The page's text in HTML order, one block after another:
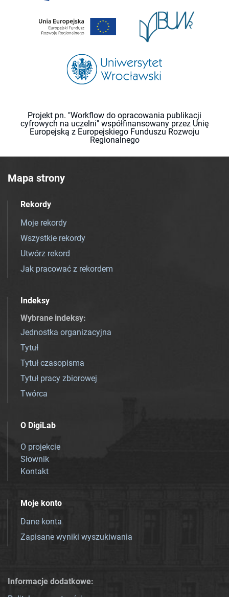
Projekt pn. "Workflow do opracowania publikacji
cyfrowych na uczelni" współfinansowany przez Unię
Europejską z Europejskiego Funduszu Rozwoju
Regionalnego
Mapa strony
Rekordy
Moje rekordy
Wszystkie rekordy
Utwórz rekord
Jak pracować z rekordem
Indeksy
Wybrane indeksy:
Jednostka organizacyjna
Tytuł
Tytuł czasopisma
Tytuł pracy zbiorowej
Twórca
O DigiLab
O projekcie
Słownik
Kontakt
Moje konto
Dane konta
Zapisane wyniki wyszukiwania
Informacje dodatkowe: